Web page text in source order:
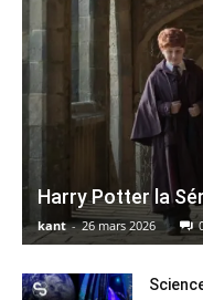
Harry Potter la
kant - 26 mars 2026